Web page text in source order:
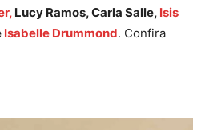
Lucy Ramos, Carla Salle, Isis
Isabelle Drummond. Confira